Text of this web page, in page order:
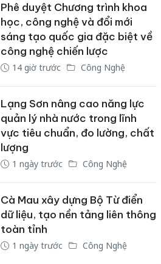
Phê duyệt Chương trình khoa
học, công nghệ và đổi mới
sáng tạo quốc gia đặc biệt về
công nghệ chiến lược
14 giờ trước Công Nghệ
Lạng Sơn nâng cao năng lực
quản lý nhà nước trong lĩnh
vực tiêu chuẩn, đo lường, chất
lượng
1 ngày trước Công Nghệ
Cà Mau xây dựng Bộ Từ điển
dữ liệu, tạo nền tảng liên thông
toàn tỉnh
1 ngày trước Công Nghệ